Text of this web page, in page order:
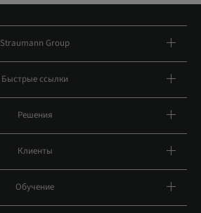
Straumann Group
Быстрые ссылки
Решения
Клиенты
Обучение